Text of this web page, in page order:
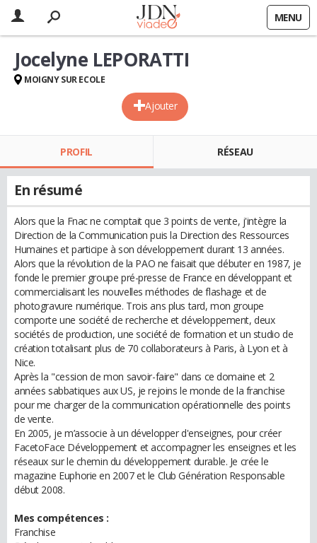
MENU
Ajouter
Jocelyne LEPORATTI
MOIGNY SUR ECOLE
PROFIL RÉSEAU
En résumé
Alors que la Fnac ne comptait que 3 points de vente, j'intègre la
Direction de la Communication puis la Direction des Ressources
Humaines et participe à son développement durant 13 années.
Alors que la révolution de la PAO ne faisait que débuter en 1987, je
fonde le premier groupe pré-presse de France en développant et
commercialisant les nouvelles méthodes de flashage et de
photogravure numérique. Trois ans plus tard, mon groupe
comporte une société de recherche et développement, deux
sociétés de production, une société de formation et un studio de
création totalisant plus de 70 collaborateurs à Paris, à Lyon et à
Nice.
Après la "cession de mon savoir-faire" dans ce domaine et 2
années sabbatiques aux US, je rejoins le monde de la franchise
pour me charger de la communication opérationnelle des points
de vente.
En 2005, je m’associe à un développer d'enseignes, pour créer
FacetoFace Développement et accompagner les enseignes et les
réseaux sur le chemin du développement durable. Je crée le
magazine Euphorie en 2007 et le Club Génération Responsable
début 2008.
Mes compétences :
Franchise